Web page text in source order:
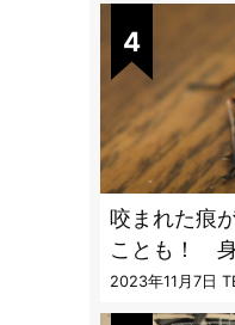
咬まれた痕
ことも！
〝生態と対
ブ・ブユ・
2023年11月7日